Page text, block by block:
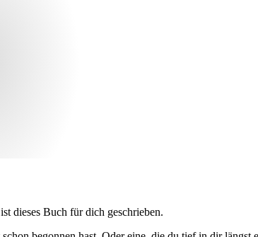
dieses Buch für dich geschrieben.